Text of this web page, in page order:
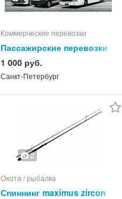
Коммерческие перевозки
Пассажирские перевозки
1 000 руб.
Санкт-Петербург
2
Охота / рыбалка
Спиннинг maximus zircon